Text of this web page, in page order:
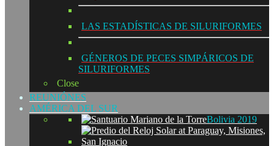
LAS ESTADÍSTICAS DE SILURIFORMES
GÉNEROS DE PECES SIMPÁRICOS DE
SILURIFORMES
Close
REUNIÓNES
AMÉRICA DEL SUR
Bolivia 2019